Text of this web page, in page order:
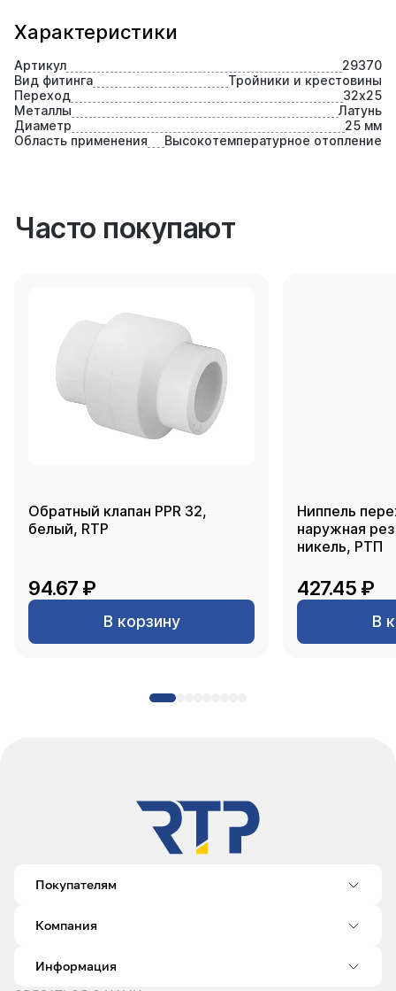
Характеристики
Артикул
29370
Вид фитинга
Тройники и крестовины
Переход
32х25
Металлы
Латунь
Диаметр
25 мм
Область применения
Высокотемпературное отопление
Часто покупают
Обратный клапан PPR 32,
белый, RTP
94.67 ₽
В корзину
Ниппель
наружная
никель, РТП
427.45 ₽
В
Покупателям
Компания
Информация